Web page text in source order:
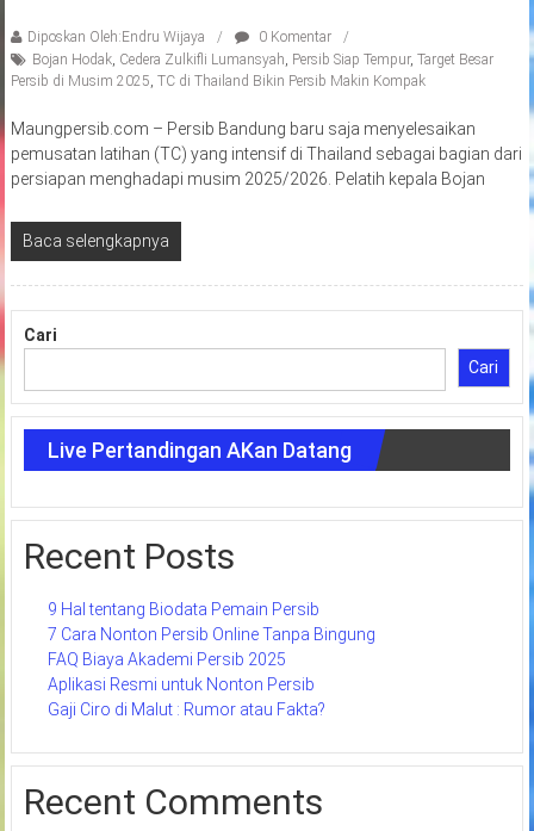
Diposkan Oleh:Endru Wijaya
0 Komentar
Bojan Hodak, Cedera Zulkifli Lumansyah Persib Siap Tempur, Target Besar
Persib di Musim 2025 TC di Thailand Bikin Persib Makin Kompak
Maungpersib.com – Persib Bandung baru saja menyelesaikan
pemusatan latihan (TC) yang intensif di Thailand sebagai bagian dari
persiapan menghadapi musim 2025/2026. Pelatih kepala Bojan
Baca selengkapnya
Cari
Cari
Live Pertandingan AKan Datang
Recent Posts
9 Hal tentang Biodata Pemain Persib
7 Cara Nonton Persib Online Tanpa Bingung
FAQ Biaya Akademi Persib 2025
Aplikasi Resmi untuk Nonton Persib
Gaji Ciro di Malut : Rumor atau Fakta?
Recent Comments